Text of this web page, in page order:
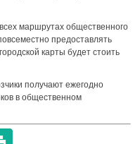
маршрутах общественного
предоставлять
карты будет стоить
получают ежегодно
в общественном